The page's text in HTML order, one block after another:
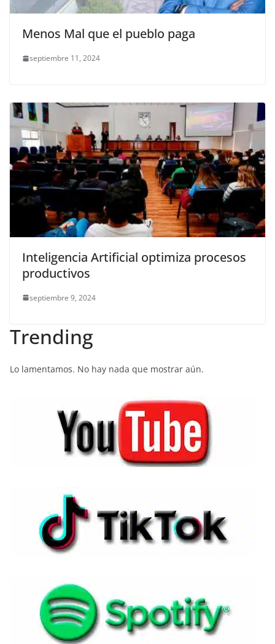
Menos Mal que el pueblo paga
septiembre 11, 2024
Inteligencia Artificial optimiza procesos
productivos
septiembre 9, 2024
Trending
Lo lamentamos. No hay nada que mostrar aún.